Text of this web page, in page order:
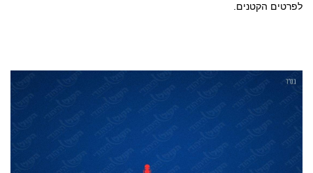
לפרטים הקטנים.